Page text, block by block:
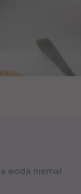
woda niemal